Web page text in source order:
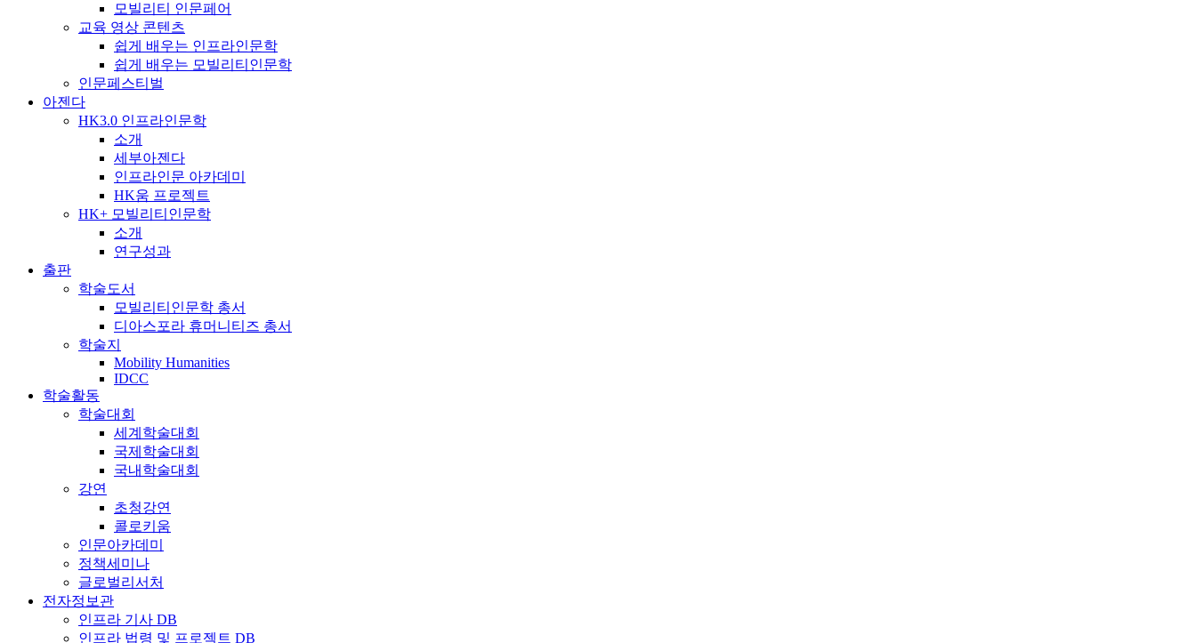
모빌리티 인문페어
교육 영상 콘텐츠
쉽게 배우는 인프라인문학
쉽게 배우는 모빌리티인문학
인문페스티벌
아젠다
HK3.0 인프라인문학
소개
세부아젠다
인프라인문 아카데미
HK움 프로젝트
HK+ 모빌리티인문학
소개
연구성과
출판
학술도서
모빌리티인문학 총서
디아스포라 휴머니티즈 총서
학술지
Mobility Humanities
IDCC
학술활동
학술대회
세계학술대회
국제학술대회
국내학술대회
강연
초청강연
콜로키움
인문아카데미
정책세미나
글로벌리서처
전자정보관
인프라 기사 DB
인프라 법령 및 프로젝트 DB